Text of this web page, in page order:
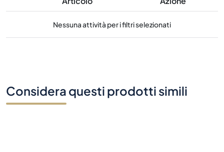
Nessuna attività per i filtri selezionati
Considera questi prodotti simili